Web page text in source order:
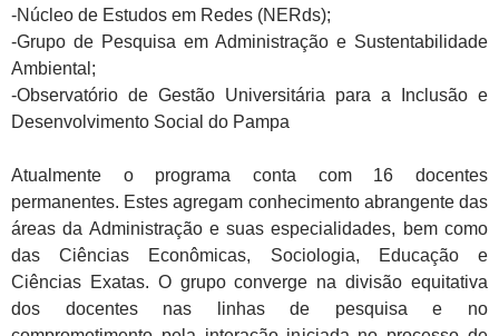
-Núcleo de Estudos em Redes (NERds);
-Grupo de Pesquisa em Administração e Sustentabilidade
Ambiental;
-Observatório de Gestão Universitária para a Inclusão e
Desenvolvimento Social do Pampa
Atualmente o programa conta com 16 docentes
permanentes. Estes agregam conhecimento abrangente das
áreas da Administração e suas especialidades, bem como
das Ciências Econômicas, Sociologia, Educação e
Ciências Exatas. O grupo converge na divisão equitativa
dos docentes nas linhas de pesquisa e no